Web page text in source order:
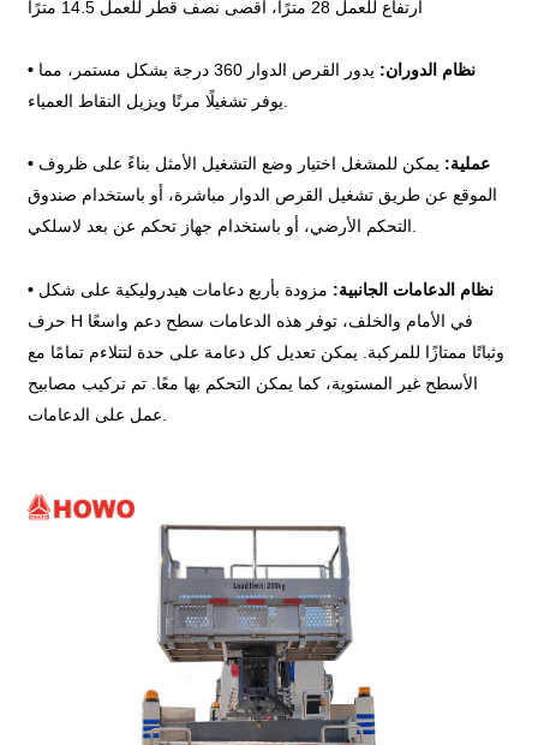
ارتفاع للعمل 28 مترًا، أقصى نصف قطر للعمل 14.5 مترًا
• نظام الدوران:
يدور القرص الدوار 360 درجة بشكل مستمر، مما
• عملية: يمكن للمشغل اختيار وضع التشغيل الأمثل بناءً على ظروف
الموقع عن طريق تشغيل القرص الدوار مباشرة، أو باستخدام صندوق
• نظام الدعامات الجانبية: مزودة بأربع دعامات هيدروليكية على شكل
حرف H في الأمام والخلف، توفر هذه الدعامات سطح دعم واسعًا
وثباتًا ممتازًا للمركبة. يمكن تعديل كل دعامة على حدة لتتلاءم تمامًا مع
الأسطح غير المستوية، كما يمكن التحكم بها معًا. تم تركيب مصابيح